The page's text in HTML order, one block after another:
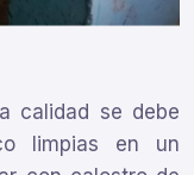
calidad se debe
limpias en un